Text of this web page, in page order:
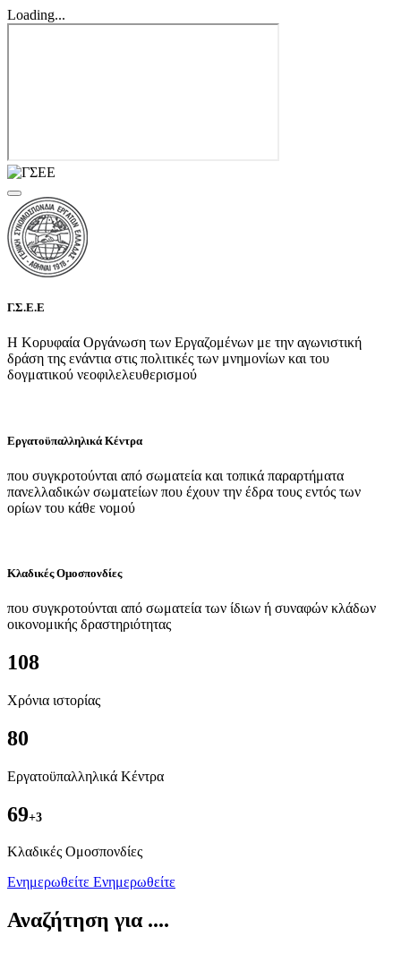
Loading...
Γ.Σ.Ε.Ε
Η Κορυφαία Οργάνωση των Εργαζομένων με την αγωνιστική
δράση της ενάντια στις πολιτικές των μνημονίων και του
δογματικού νεοφιλελευθερισμού
Εργατοϋπαλληλικά Κέντρα
που συγκροτούνται από σωματεία και τοπικά παραρτήματα
πανελλαδικών σωματείων που έχουν την έδρα τους εντός των
ορίων του κάθε νομού
Κλαδικές Ομοσπονδίες
που συγκροτούνται από σωματεία των ίδιων ή συναφών κλάδων
οικονομικής δραστηριότητας
108
Χρόνια ιστορίας
80
Εργατοϋπαλληλικά Κέντρα
69+3
Kλαδικές Ομοσπονδίες
Ενημερωθείτε Ενημερωθείτε
Αναζήτηση για ....